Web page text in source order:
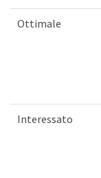
Ottimale
Interessato